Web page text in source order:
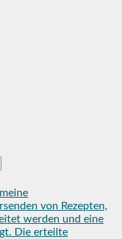
von Rezepten,
werden und eine
Die erteilte